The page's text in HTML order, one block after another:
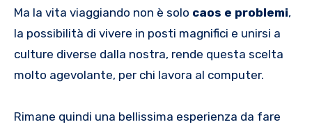
Ma la vita viaggiando non è solo caos e problemi,
la possibilità di vivere in posti magnifici e unirsi a
culture diverse dalla nostra, rende questa scelta
molto agevolante, per chi lavora al computer.
Rimane quindi una bellissima esperienza da fare